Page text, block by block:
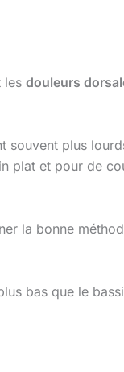
les douleurs
souvent plus
plat et pour de
la bonne
bas que le